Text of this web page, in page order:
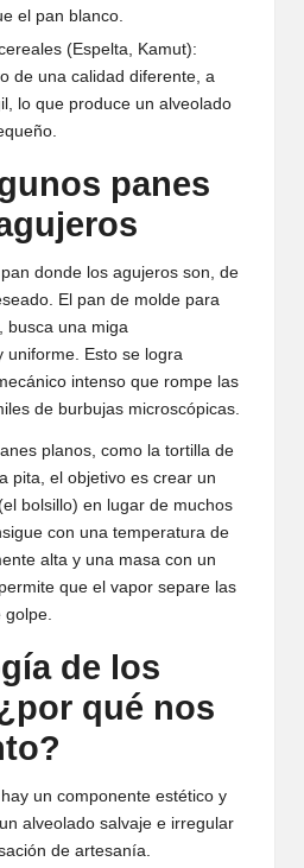
el pan blanco.
(Espelta, Kamut):
de una calidad diferente, a
lo que produce un alveolado
panes
donde los agujeros son, de
El pan de molde para
busca una miga
uniforme. Esto se logra
intenso que rompe las
de burbujas microscópicas.
planos, como la tortilla de
pita, el objetivo es crear un
bolsillo) en lugar de muchos
con una temperatura de
alta y una masa con un
que el vapor separe las
golpe.
de los
qué nos
un componente estético y
alveolado salvaje e irregular
de artesanía.